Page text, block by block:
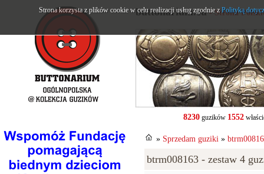
buttonarium.eu- Strona
8230guzików 1552
» Sprzedam guziki »
btrm008163 - zestaw 4
Strona korzysta z plików cookie w celu realizacji usług zgodnie zPolityką